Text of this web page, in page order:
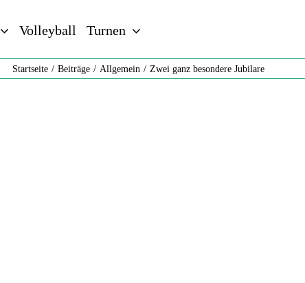
Volleyball Turnen
Startseite Beiträge Allgemein Zwei ganz besondere Jubilare